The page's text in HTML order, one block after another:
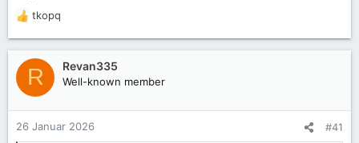
R
a
k
t
n
tkopq
R Revan335
Well-known member
26 Januar 2026 #41